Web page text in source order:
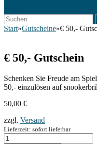
Suchen
nach:
Start»Gutscheine»€ 50,-
€ 50,- Gutschein
Schenken Sie Freude am
50,- einzulösen auf
50,00 €
zzgl. Versand
Lieferzeit: sofort lieferbar